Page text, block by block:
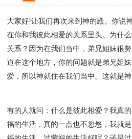
49 以弗所书
50 腓利比书
51 歌罗
52 帖撒罗尼迦前书
53 帖撒罗尼迦后
54 提摩太前书
55 提摩太后书
56
57 腓利门书
58 希伯来书 59 雅各书
61 彼得后书
62 约翰一书
63 约翰
神的愤怒系列
教会系列
智慧愚昧与
争战系列
信望爱系列
学习系列
大家好!让我们再次来到神的殿。你说
在你和我彼此相爱的关系里头。为什
关系？因为在我们当中，弟兄姐妹很
道在这个地方，你的问题就是弟兄姐
爱，所以神就住在我们当中。这就是神
有的人就问：什么是彼此相爱？我真
福的生活，真的一点也不忽悠，我就